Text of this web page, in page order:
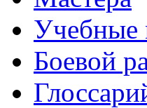
Учебные
Боевой